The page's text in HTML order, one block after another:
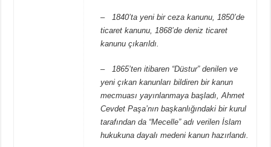
– 1840’ta yeni bir ceza kanunu, 1850’de
ticaret kanunu, 1868’de deniz ticaret
kanunu çıkarıldı.
– 1865’ten itibaren “Düstur” denilen ve
yeni çıkan kanunları bildiren bir kanun
mecmuası yayınlanmaya başladı, Ahmet
Cevdet Paşa’nın başkanlığındaki bir kurul
tarafından da “Mecelle” adı verilen İslam
hukukuna dayalı medeni kanun hazırlandı.